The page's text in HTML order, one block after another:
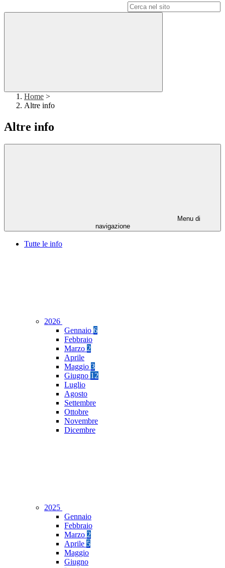
Home >
Altre info
Altre info
Menu di
navigazione
Tutte le info
2026
Gennaio 6
Febbraio
Marzo 2
Aprile
Maggio 3
Giugno 12
Luglio
Agosto
Settembre
Ottobre
Novembre
Dicembre
2025
Gennaio
Febbraio
Marzo 2
Aprile 5
Maggio
Giugno